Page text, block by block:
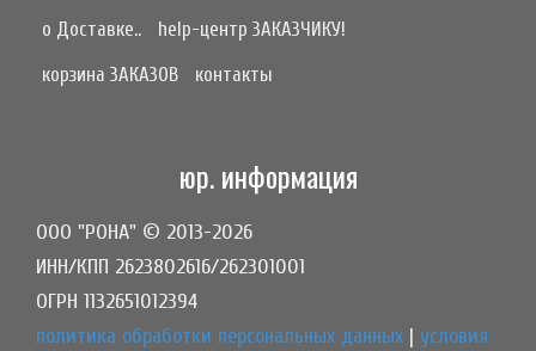
о Доставке..
help-центр ЗАКАЗЧИКУ!
корзина ЗАКАЗОВ
контакты
юр. информация
ООО "РОНА" © 2013-2026
ИНН/КПП 2623802616/262301001
ОГРН 1132651012394
политика обработки персональных данных | условия